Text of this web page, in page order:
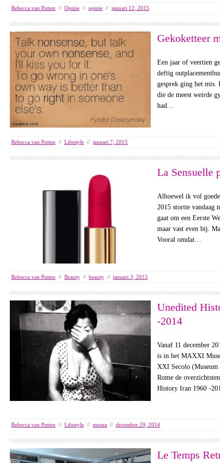
Rebecca van Putten // Opinie // opinie // januari 12, 2015
Gekoketteer
Een jaar of veertien
deftig
gesprek ging het mis.
die de meest weirde
had…
Rebecca van Putten // Lifestyle // januari 7, 2015
La Sensuelle
Alhoewel ik vol goede
2015 stortte vandaag
gaat om een Eerste
maar vast even bij.
Vooral omdat…
Rebecca van Putten // Beauty // beauty // januari 3, 2015
Unedited
-2014
Vanaf 11 december
is in het MAXXI
XXI Secolo (Museum
Rome de
History Iran 1960 -
Rebecca van Putten // Lifestyle // musea // december 29, 2014
Le Temps